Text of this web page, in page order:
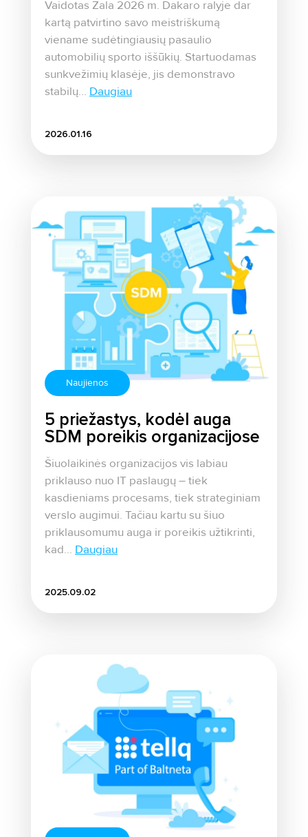
Vaidotas Žala 2026 m. Dakaro ralyje dar
kartą patvirtino savo meistriškumą
viename sudėtingiausių pasaulio
automobilių sporto iššūkių. Startuodamas
sunkvežimių klasėje, jis demonstravo
stabilų... Daugiau
2026.01.16
Naujienos
5 priežastys, kodėl auga
SDM poreikis organizacijose
Šiuolaikinės organizacijos vis labiau
priklauso nuo IT paslaugų – tiek
kasdieniams procesams, tiek strateginiam
verslo augimui. Tačiau kartu su šiuo
priklausomumu auga ir poreikis užtikrinti,
kad... Daugiau
2025.09.02